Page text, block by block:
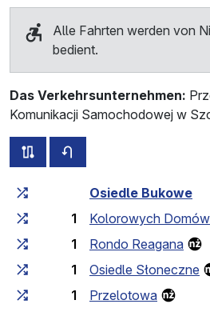
Alle Fahrten werden von
bedient.
Das Verkehrsunternehmen:
Komunikacji Samochodowej w
alle Strecken dieser Linie
Fahrtzeit zunehmend
Osiedle Bukowe
1
Kolorowych Domów
1
Rondo Reagana
1
Osiedle Słoneczne
1
Przelotowa